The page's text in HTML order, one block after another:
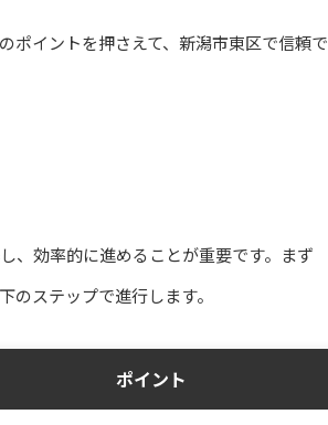
ポイントを押さえて、新潟市東区で信頼で
、効率的に進めることが重要です。まず
ステップで進行します。
ポイント